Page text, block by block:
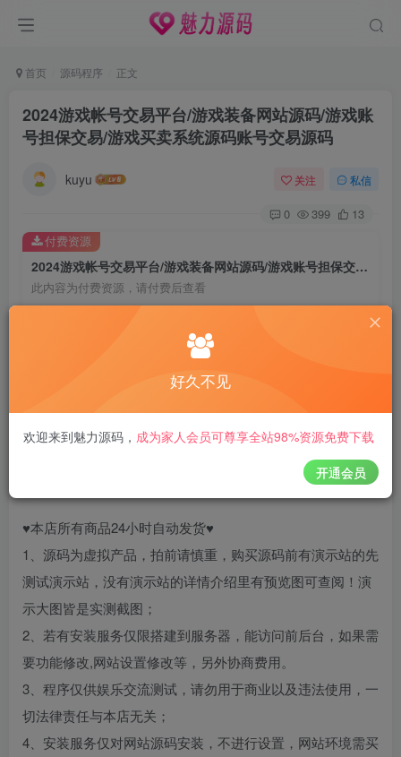
首页 源码程序 正文
2024游戏帐号交易平台/游戏装备网站源码/游戏账
号担保交易/游戏买卖系统源码账号交易源码
kuyu 关注 私信
0 399 13
2024游戏帐号交易平台/游戏装备网站源码/游戏账号担保交易/游戏买卖系统源码账号交易源码
此内容为付费资源，请付费后查看
20 ￥
您当前未登录！建议登陆后购买，可保存购买订单
付费资源
♥本店所有商品24小时自动发货♥
1、源码为虚拟产品，拍前请慎重，购买源码前有演示站的先
测试演示站，没有演示站的详情介绍里有预览图可查阅！演
示大图皆是实测截图；
2、若有安装服务仅限搭建到服务器，能访问前后台，如果需
要功能修改,网站设置修改等，另外协商费用。
3、程序仅供娱乐交流测试，请勿用于商业以及违法使用，一
切法律责任与本店无关；
4、安装服务仅对网站源码安装，不进行设置，网站环境需买
好久不见
欢迎来到魅力源码 ， 成为家人会员可尊享全站98%资源免费下载
开通会员